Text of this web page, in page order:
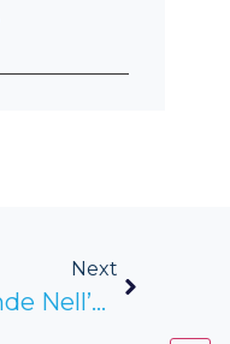
Next
Le Procedure Per La Presentazione Delle Domande Nell’ambito Di “Investimenti Sostenibili 4.0”